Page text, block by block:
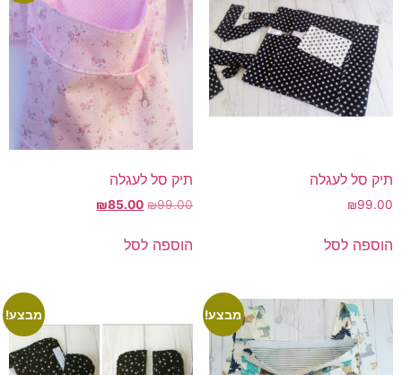
תיק סל לעגלה
₪99.00
הוספה לסל
תיק סל לעגלה
₪99.00
המחיר
היה:
₪85.00
המחיר
הוספה לסל
מבצע! מבצע!